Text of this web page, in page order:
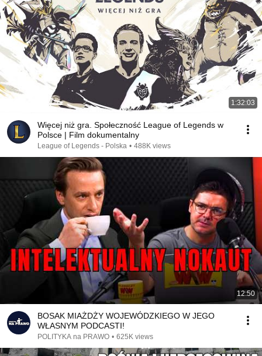
1:32:03
Więcej niż gra. Społeczność League of Legends w
Polsce | Film dokumentalny
League of Legends - Polska • 488K views
12:50
BOSAK MIAŻDŻY WOJEWÓDZKIEGO W JEGO
WŁASNYM PODCASTI!
POLITYKA na PRAWO • 625K views